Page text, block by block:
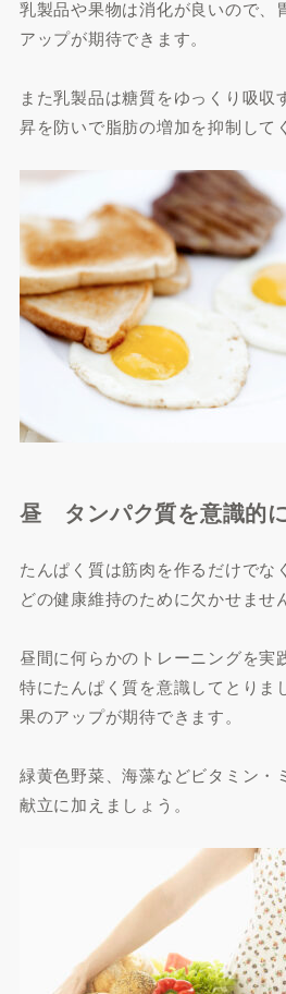
乳製品や果物は消化が良いので、
アップが期待できます。
また乳製品は糖質をゆっくり吸収
昇を防いで脂肪の増加を抑制して
昼 タンパク質を意識的
たんぱく質は筋肉を作るだけでな
どの健康維持のために欠かせませ
昼間に何らかのトレーニングを実
特にたんぱく質を意識してとりま
果のアップが期待できます。
緑黄色野菜、海藻などビタミン・
献立に加えましょう。